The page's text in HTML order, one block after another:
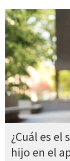
¿Cuál es
hijo en el